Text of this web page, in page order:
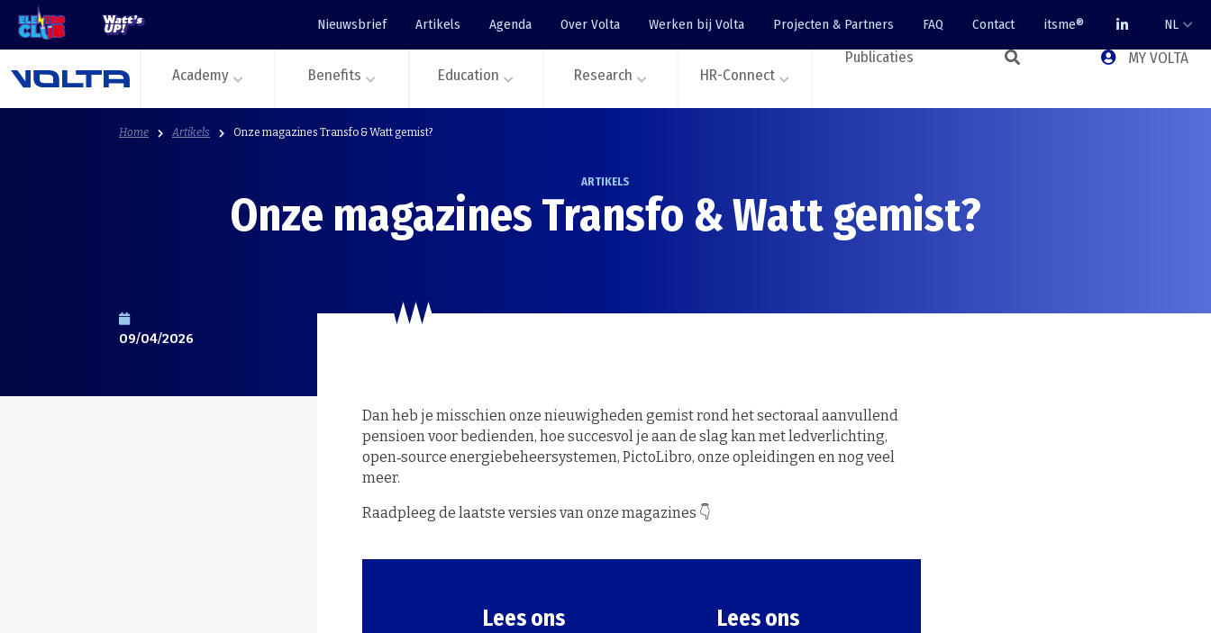
Nieuwsbrief Artikels Agenda Over Volta Werken bij Volta Projecten & Partners FAQ Contact itsme® NL
Academy Benefits Education Research HR-Connect
Publicaties MY VOLTA
Home Artikels Onze magazines Transfo & Watt gemist?
ARTIKELS
Onze magazines Transfo & Watt gemist?
09/04/2026
Dan heb je misschien onze nieuwigheden gemist rond het sectoraal aanvullend
pensioen voor bedienden, hoe succesvol je aan de slag kan met ledverlichting,
open‑source energiebeheersystemen, PictoLibro, onze opleidingen en nog veel
meer.
Raadpleeg de laatste versies van onze magazines 👇
Lees ons
Lees ons